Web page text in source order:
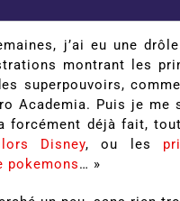
j’ai eu une drôle
montrant les
superpouvoirs,
Academia. Puis je me
forcément déjà fait,
Disney, ou les
pokemons… »